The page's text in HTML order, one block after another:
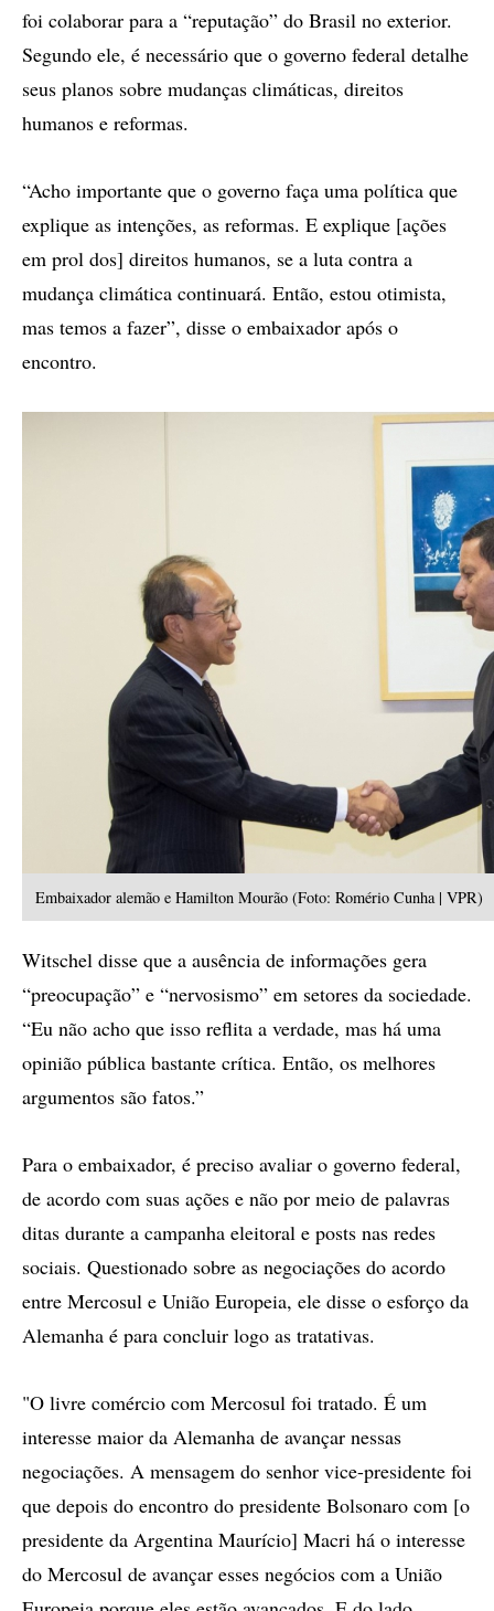
foi colaborar para a “reputação” do Brasil no exterior.
Segundo ele, é necessário que o governo federal detalhe
seus planos sobre mudanças climáticas, direitos
humanos e reformas.
“Acho importante que o governo faça uma política que
explique as intenções, as reformas. E explique [ações
em prol dos] direitos humanos, se a luta contra a
mudança climática continuará. Então, estou otimista,
mas temos a fazer”, disse o embaixador após o
encontro.
Embaixador alemão e Hamilton Mourão (Foto: Romério Cunha | VPR)
Witschel disse que a ausência de informações gera
“preocupação” e “nervosismo” em setores da sociedade.
“Eu não acho que isso reflita a verdade, mas há uma
opinião pública bastante crítica. Então, os melhores
argumentos são fatos.”
Para o embaixador, é preciso avaliar o governo federal,
de acordo com suas ações e não por meio de palavras
ditas durante a campanha eleitoral e posts nas redes
sociais. Questionado sobre as negociações do acordo
entre Mercosul e União Europeia, ele disse o esforço da
Alemanha é para concluir logo as tratativas.
"O livre comércio com Mercosul foi tratado. É um
interesse maior da Alemanha de avançar nessas
negociações. A mensagem do senhor vice-presidente foi
que depois do encontro do presidente Bolsonaro com [o
presidente da Argentina Maurício] Macri há o interesse
do Mercosul de avançar esses negócios com a União